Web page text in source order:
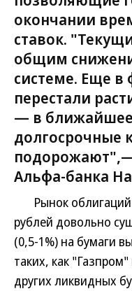
окончании
ставок.
общим
системе. Еще в
перестали
— в
долгосрочные
Альфа-банка
Рынок облигаций
рублей довольно
(0,5-1%) на бумаги
таких, как
других ликвидных